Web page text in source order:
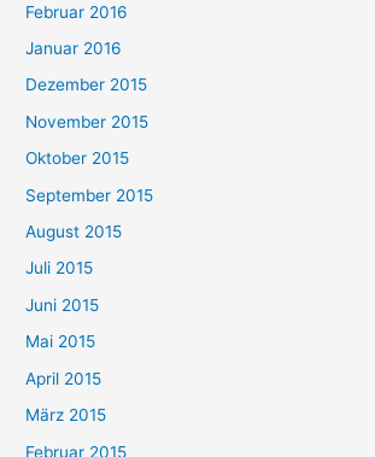
Februar 2016
Januar 2016
Dezember 2015
November 2015
Oktober 2015
September 2015
August 2015
Juli 2015
Juni 2015
Mai 2015
April 2015
März 2015
Februar 2015